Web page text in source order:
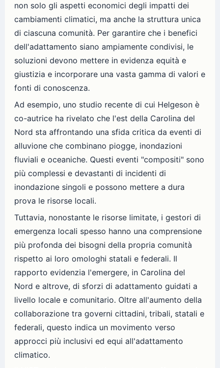
non solo gli aspetti economici degli impatti dei
cambiamenti climatici, ma anche la struttura unica
di ciascuna comunità. Per garantire che i benefici
dell'adattamento siano ampiamente condivisi, le
soluzioni devono mettere in evidenza equità e
giustizia e incorporare una vasta gamma di valori e
fonti di conoscenza.
Ad esempio, uno studio recente di cui Helgeson è
co-autrice ha rivelato che l'est della Carolina del
Nord sta affrontando una sfida critica da eventi di
alluvione che combinano piogge, inondazioni
fluviali e oceaniche. Questi eventi "compositi" sono
più complessi e devastanti di incidenti di
inondazione singoli e possono mettere a dura
prova le risorse locali.
Tuttavia, nonostante le risorse limitate, i gestori di
emergenza locali spesso hanno una comprensione
più profonda dei bisogni della propria comunità
rispetto ai loro omologhi statali e federali. Il
rapporto evidenzia l'emergere, in Carolina del
Nord e altrove, di sforzi di adattamento guidati a
livello locale e comunitario. Oltre all'aumento della
collaborazione tra governi cittadini, tribali, statali e
federali, questo indica un movimento verso
approcci più inclusivi ed equi all'adattamento
climatico.